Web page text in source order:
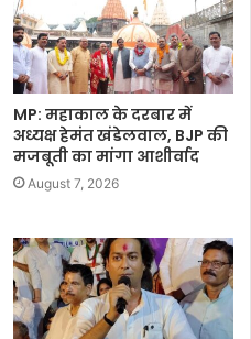
MP: महाकाल के दरबार में
अध्यक्ष हेमंत खंडेलवाल, BJP की
मजबूती का मांगा आशीर्वाद
August 7, 2026